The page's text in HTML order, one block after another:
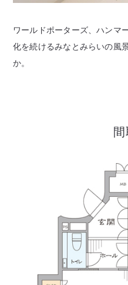
ワールドポーターズ、ハンマ
化を続けるみなとみらいの風
か。
間